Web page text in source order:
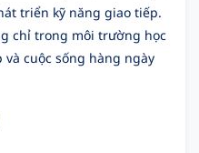
triển kỹ năng giao tiếp.
chỉ trong môi trường học
cuộc sống hàng ngày